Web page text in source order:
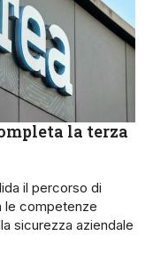
la terza
il percorso di
le competenze
sicurezza aziendale